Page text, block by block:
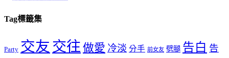
Tag標籤集
Party 交友 交往 做愛 冷淡 分手 前女友 劈腿 告白 告